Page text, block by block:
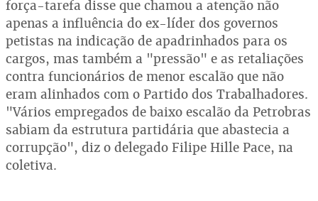
força-tarefa disse que chamou a atenção não
apenas a influência do ex-líder dos governos
petistas na indicação de apadrinhados para os
cargos, mas também a "pressão" e as retaliações
contra funcionários de menor escalão que não
eram alinhados com o Partido dos Trabalhadores.
"Vários empregados de baixo escalão da Petrobras
sabiam da estrutura partidária que abastecia a
corrupção", diz o delegado Filipe Hille Pace, na
coletiva.